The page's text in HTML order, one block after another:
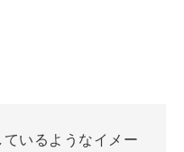
ているようなイメー